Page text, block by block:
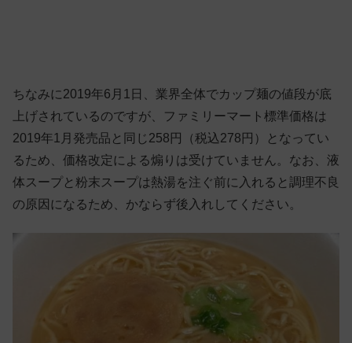
ちなみに2019年6月1日、業界全体でカップ麺の値段が底
上げされているのですが、ファミリーマート標準価格は
2019年1月発売品と同じ258円（税込278円）となってい
るため、価格改定による煽りは受けていません。なお、液
体スープと粉末スープは熱湯を注ぐ前に入れると調理不良
の原因になるため、かならず後入れしてください。